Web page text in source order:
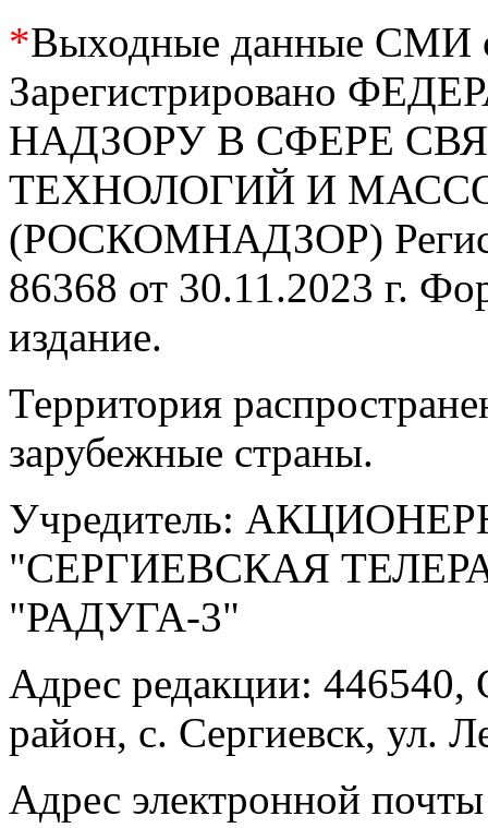
*Выходные данные СМИ
Зарегистрировано
НАДЗОРУ В СФЕРЕ
ТЕХНОЛОГИЙ И
(РОСКОМНАДЗОР)
86368 от 30.11.2023 г.
издание.
Территория
зарубежные страны.
Учредитель:
"СЕРГИЕВСКАЯ
"РАДУГА-3"
Адрес редакции: 446540,
район, с. Сергиевск, ул.
Адрес электронной